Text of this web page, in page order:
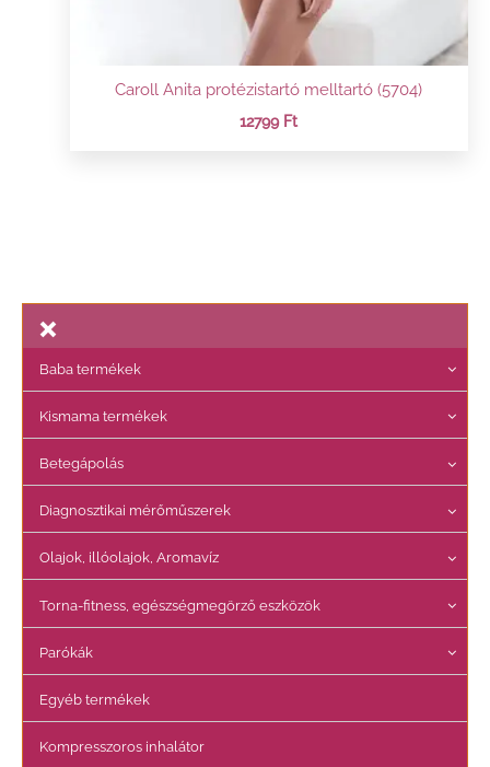
Baba termékek
Kismama termékek
Betegápolás
Diagnosztikai mérőműszerek
Olajok, illóolajok, Aromavíz
Torna-fitness, egészségmegörző eszközök
Parókák
Egyéb termékek
Kompresszoros inhalátor
Caroll Anita protézistartó melltartó (5704)
12799 Ft